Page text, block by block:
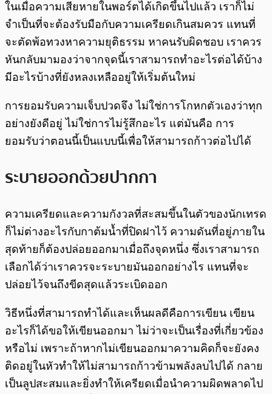
ในเมื่อความเสียหายในพอร์ตได้เกิดขึ้นไปแล้ว เราก็ไม่
จำเป็นที่จะต้องรับมือกับความเครียดเกินสมควร แทนที่
จะตัดพ้อทวงหาความยุติธรรม หาคนรับผิดชอบ เราควร
หันกลับมามองว่าจากจุดนี้เราสามารถทำอะไรต่อได้บ้าง
มีอะไรบ้างที่ยังหลงเหลืออยู่ให้เริ่มต้นใหม่
การยอมรับความเจ็บปวดจึง ไม่ใช่การโกหกตัวเองว่าทุก
อย่างยังดีอยู่ ไม่ใช่การไม่รู้สึกอะไร แต่มันคือ การ
ยอมรับว่าตอนนี้เป็นแบบนี้เพื่อให้สามารถก้าวต่อไปได้
ระบายออกด้วยปากกา
ความเครียดและความกังวลที่สะสมขึ้นในตัวของนักเทรด
ก็ไม่ต่างอะไรกับกาต้มน้ำที่ปิดฝาไว้ ความดันที่อยู่ภายใน
สุดท้ายก็ต้องปล่อยออกมาเมื่อถึงจุดหนึ่ง ซึ่งเราสามารถ
เลือกได้ว่าเราควรจะระบายมันออกอย่างไร แทนที่จะ
ปล่อยไว้จนถึงขีดสุดแล้วระเบิดออก
วิธีหนึ่งที่สามารถทำได้และเห็นผลดีคือการเขียน เขียน
อะไรก็ได้ขอให้เขียนออกมา ไม่ว่าจะเป็นเรื่องที่เกี่ยวข้อง
หรือไม่ เพราะถ้าหากไม่เขียนออกมาความคิดก็จะยังคง
ติดอยู่ในหัวทำให้ไม่สามารถก้าวข้ามพลังลบไปได้ กลาย
เป็นลูปสะสมและยิ่งทำให้เครียดเมื่อนำความผิดพลาดไป